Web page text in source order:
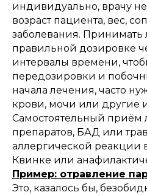
индивидуально, врачу
возраст пациента, вес,
заболевания. Принимать
правильной дозировке
интервалы времени,
передозировки и
начала лечения, часто
крови, мочи или другие
Самостоятельный приём
препаратов, БАД или
аллергической реакции
Квинке или
Пример: отравление
Это, казалось бы,